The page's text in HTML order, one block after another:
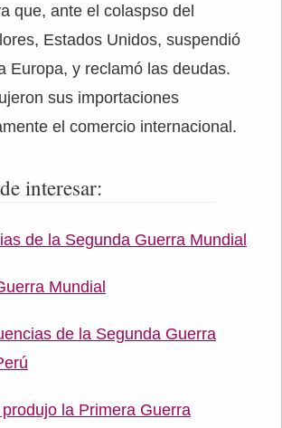
que, ante el colaspso del
Estados Unidos, suspendió
Europa, y reclamó las deudas.
sus importaciones
el comercio internacional.
interesar:
de la Segunda Guerra Mundial
Mundial
de la Segunda Guerra
la Primera Guerra